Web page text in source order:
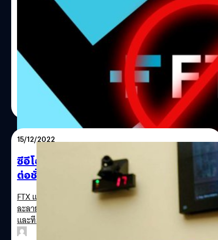
Riot Games พยายามยกเลิกสัญญาสปอน
เซอร์กับ FTX
ย้อนกลับไปเดือนสิงหาคมของปี 2021 ทาง Riot Games ทีมผู้
พัฒนาเกม League of Legends ได้เซ็นสัญญาสปอนเซอร์
มูลค่า 10 ล้านเหรียญสหรัฐฯ (ประมาณ 348 ล้านบาท) กับ
สกุลเงินคริปโต FTX ที่พึ่งล้มละลาย หลังจาก 'แซม แบงก์แมน-
ฟรายด์' (Sam Bankman-Fried) ผู้ก่อตั้งถูกจับข้อหาฟอกเงิน
และฉ้อโกงเมื่อไม่นานมานี้ โดยรายงานของ 'มอลลี ไวต์'
(Molly White) จากสื่อ Web3 ได้เผยรายละเอียดสถานะของ
สัญญาดังกล่าวว่า สัญญานี้ควรจะมีผลถึง 7 ปี และเกี่ยวข้อง
กับทาง FTX จะต้องจ่ายเงินเป็นจำนวนมากให้กับ Riot เริ่มจาก
ปี 2022 ทาง FTX จะต้องจ่ายเงินทั้งหมด 12.5 ล้านเหรียญ
สหรัฐฯ (ประมาณ 436 ล้านบาท) ซึ่งพวกเขาได้จ่ายไปแค่ 6.25
ล้านเหรียญสหรัฐฯ (ประมาณ 218 ล้านบาท)…
กรณ์รัฐภาส ธนวัตไชยศรี | 1326 days ago
15/12/2022
ซีอีโอคนใหม่ของ FTX รับค่าตัว 45,000 บาท
ต่อชั่วโมง เพื่อแก้ไขปัญหาของบริษัท
FTX แพลตฟอร์มซื้อ - ขายคริปโทเคอร์เรนซีที่เพิ่งยื่นล้ม
ละลาย กำลังพึ่งพา จอห์น เจ. เรย์ (John J. Ray) ซีอีโอคนใหม่
และทีมงานของเขาอย่างมาก เพื่อแก้ไขวิกฤตของบริษัทฯ